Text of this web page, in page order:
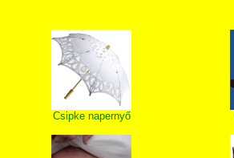
Csipke napernyő